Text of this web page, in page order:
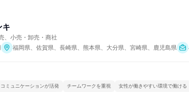
キ
、小売・卸売・商社
福岡県、佐賀県、長崎県、熊本県、大分県、宮崎県、鹿児島県
コミュニケーションが活発 チームワークを重視 女性が働きやすい環境で働ける